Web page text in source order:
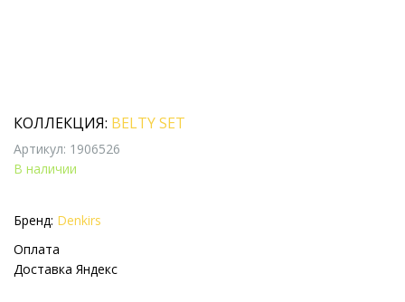
КОЛЛЕКЦИЯ: BELTY SET
Артикул: 1906526
В наличии
Бренд: Denkirs
Оплата
Доставка Яндекс